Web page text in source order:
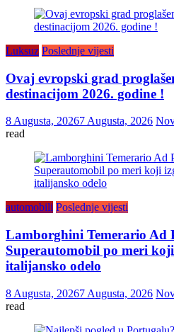
Luksuz Poslednje vijesti
Ovaj evropski grad
destinacijom 2026. godine !
8 Augusta, 20267 Augusta, 2026
read
automobili Poslednje vijesti
Lamborghini Temerario Ad
Superautomobil po meri
italijansko odelo
8 Augusta, 20267 Augusta, 2026
read